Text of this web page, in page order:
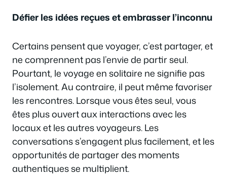
Défier les idées reçues et embrasser l’inconnu
Certains pensent que voyager, c’est partager, et
ne comprennent pas l’envie de partir seul.
Pourtant, le voyage en solitaire ne signifie pas
l’isolement. Au contraire, il peut même favoriser
les rencontres. Lorsque vous êtes seul, vous
êtes plus ouvert aux interactions avec les
locaux et les autres voyageurs. Les
conversations s’engagent plus facilement, et les
opportunités de partager des moments
authentiques se multiplient.